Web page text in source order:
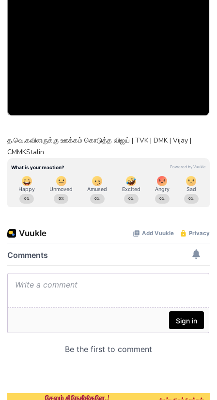
த.வெ.கவினருக்கு ஊக்கம் கொடுத்த விஜய் | TVK | DMK | Vijay |
CMMKStalin